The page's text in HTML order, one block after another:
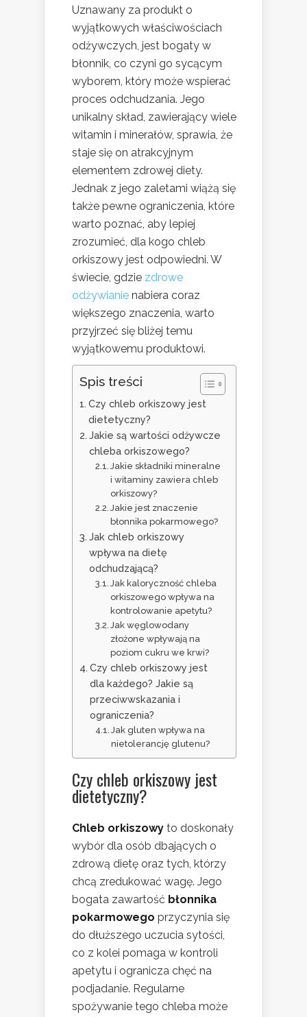
Uznawany za produkt o
wyjątkowych właściwościach
odżywczych, jest bogaty w
błonnik, co czyni go sycącym
wyborem, który może wspierać
proces odchudzania. Jego
unikalny skład, zawierający wiele
witamin i minerałów, sprawia, że
staje się on atrakcyjnym
elementem zdrowej diety.
Jednak z jego zaletami wiążą się
także pewne ograniczenia, które
warto poznać, aby lepiej
zrozumieć, dla kogo chleb
orkiszowy jest odpowiedni. W
świecie, gdzie zdrowe
odżywianie nabiera coraz
większego znaczenia, warto
przyjrzeć się bliżej temu
wyjątkowemu produktowi.
Spis treści
Czy chleb orkiszowy jest
dietetyczny?
Jakie są wartości odżywcze
chleba orkiszowego?
Jakie składniki mineralne
i witaminy zawiera chleb
orkiszowy?
Jakie jest znaczenie
błonnika pokarmowego?
Jak chleb orkiszowy
wpływa na dietę
odchudzającą?
Jak kaloryczność chleba
orkiszowego wpływa na
kontrolowanie apetytu?
Jak węglowodany
złożone wpływają na
poziom cukru we krwi?
Czy chleb orkiszowy jest
dla każdego? Jakie są
przeciwwskazania i
ograniczenia?
Jak gluten wpływa na
nietolerancję glutenu?
Czy chleb orkiszowy jest
dietetyczny?
Chleb orkiszowy to doskonały
wybór dla osób dbających o
zdrową dietę oraz tych, którzy
chcą zredukować wagę. Jego
bogata zawartość błonnika
pokarmowego przyczynia się
do dłuższego uczucia sytości,
co z kolei pomaga w kontroli
apetytu i ogranicza chęć na
podjadanie. Regularne
spożywanie tego chleba może